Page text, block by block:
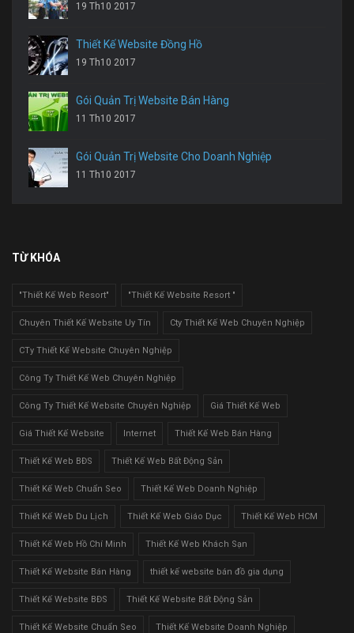
19 Th10 2017
Thiết Kế Website Đồng Hồ
19 Th10 2017
Gói Quản Trị Website Bán Hàng
11 Th10 2017
Gói Quản Trị Website Cho Doanh Nghiệp
11 Th10 2017
TỪ KHÓA
"Thiết Kế Web Resort" "Thiết Kế Website Resort "
Chuyên Thiết Kế Website Uy Tín Cty Thiết Kế Web Chuyên Nghiệp
CTy Thiết Kế Website Chuyên Nghiệp
Công Ty Thiết Kế Web Chuyên Nghiệp
Công Ty Thiết Kế Website Chuyên Nghiệp Giá Thiết Kế Web
Giá Thiết Kế Website Internet Thiết Kế Web Bán Hàng
Thiết Kế Web BĐS Thiết Kế Web Bất Động Sản
Thiết Kế Web Chuẩn Seo Thiết Kế Web Doanh Nghiệp
Thiết Kế Web Du Lịch Thiết Kế Web Giáo Dục Thiết Kế Web HCM
Thiết Kế Web Hồ Chí Minh Thiết Kế Web Khách Sạn
Thiết Kế Website Bán Hàng thiết kế website bán đồ gia dụng
Thiết Kế Website BĐS Thiết Kế Website Bất Động Sản
Thiết Kế Website Chuẩn Seo Thiết Kế Website Doanh Nghiệp